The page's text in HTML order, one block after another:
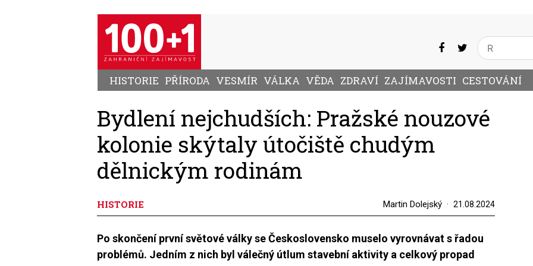
HISTORIE PŘÍRODA VESMÍR VÁLKA VĚDA ZDRAVÍ ZAJÍMAVOSTI CESTOVÁNÍ
Bydlení nejchudších: Pražské nouzové
kolonie skýtaly útočiště chudým
dělnickým rodinám
HISTORIE Martin Dolejský 21.08.2024
Po skončení první světové války se Československo muselo vyrovnávat s řadou
problémů. Jedním z nich byl válečný útlum stavební aktivity a celkový propad